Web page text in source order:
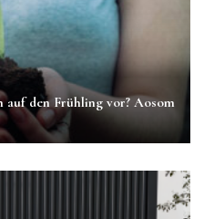
auf den Frühling vor? Aosom